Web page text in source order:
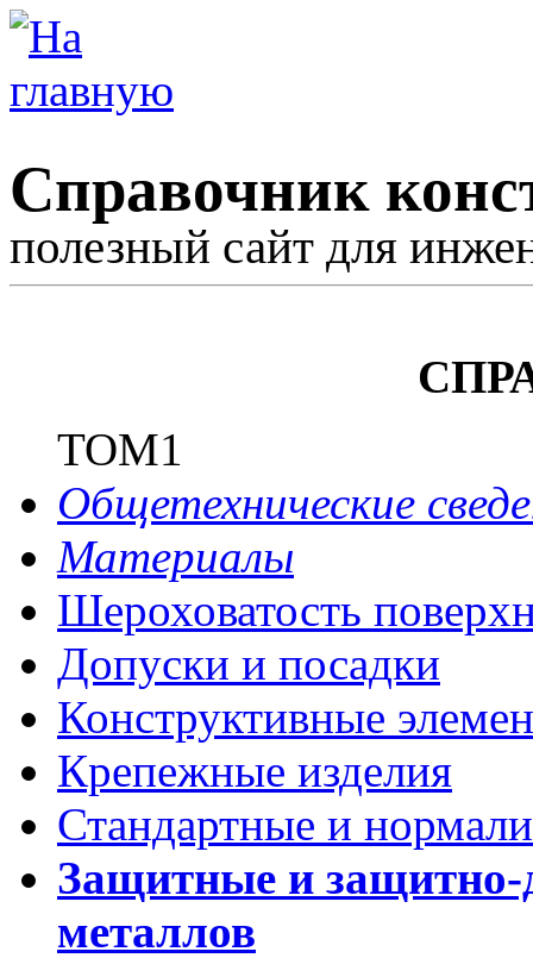
Справочник
полезный сайт для
ТОМ1
Общетехнические
Материалы
Шероховатость
Допуски и посадки
Конструктивные
Крепежные изделия
Стандартные и
Защитные и защитно-
металлов